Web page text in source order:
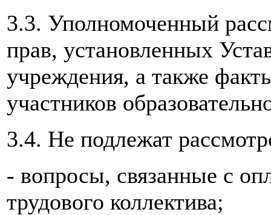
3.3. Уполномоченный
прав, установленных
учреждения, а также
участников
3.4. Не подлежат
- вопросы, связанные с
трудового коллектива;